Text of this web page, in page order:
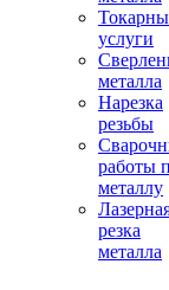
услуги
металла
Нарезка
резьбы
работы
металлу
резка
металла